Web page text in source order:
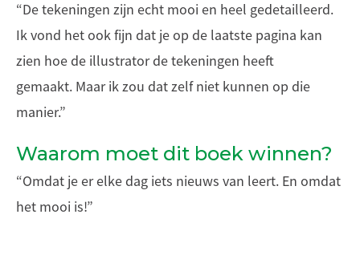
“De tekeningen zijn echt mooi en heel gedetailleerd.
Ik vond het ook fijn dat je op de laatste pagina kan
zien hoe de illustrator de tekeningen heeft
gemaakt. Maar ik zou dat zelf niet kunnen op die
manier.”
Waarom moet dit boek winnen?
“Omdat je er elke dag iets nieuws van leert. En omdat
het mooi is!”